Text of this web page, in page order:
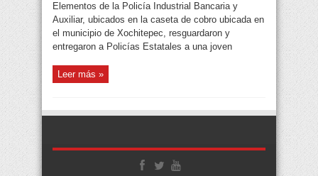
Elementos de la Policía Industrial Bancaria y
Auxiliar, ubicados en la caseta de cobro ubicada en
el municipio de Xochitepec, resguardaron y
entregaron a Policías Estatales a una joven
Leer más »